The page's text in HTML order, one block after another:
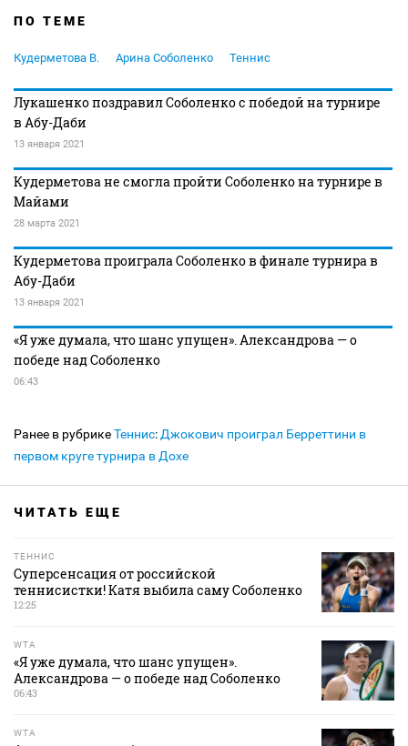
ПО ТЕМЕ
Кудерметова В. Арина Соболенко Теннис
Лукашенко поздравил Соболенко с победой на турнире
в Абу-Даби
13 января 2021
Кудерметова не смогла пройти Соболенко на турнире в
Майами
28 марта 2021
Кудерметова проиграла Соболенко в финале турнира в
Абу-Даби
13 января 2021
«Я уже думала, что шанс упущен». Александрова — о
победе над Соболенко
06:43
Ранее в рубрикеТеннис: Джокович проиграл Берреттини в
первом круге турнира в Дохе
ЧИТАТЬ ЕЩЕ
ТЕННИС
Суперсенсация от российской
теннисистки! Катя выбила саму Соболенко
12:25
WTA
«Я уже думала, что шанс упущен».
Александрова — о победе над Соболенко
06:43
WTA